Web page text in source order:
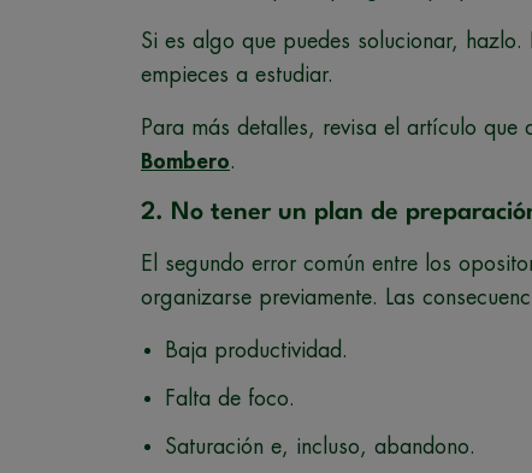
Si es algo que puedes solucionar,
empieces a estudiar.
Para más detalles, revisa el artículo que
Bombero.
2. No tener un plan de
El segundo error común entre los
organizarse previamente. Las
Baja productividad.
Falta de foco.
Saturación e, incluso, abandono.